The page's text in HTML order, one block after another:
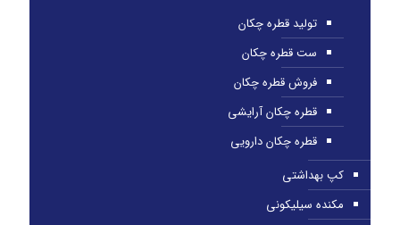
تولید قطره چکان
ست قطره چکان
فروش قطره چکان
قطره چکان آرایشی
قطره چکان دارویی
کپ بهداشتی
مکنده سیلیکونی